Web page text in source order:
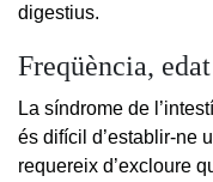
digestius.
Freqüència,
La síndrome de
és difícil d’establir-ne
requereix d’excloure